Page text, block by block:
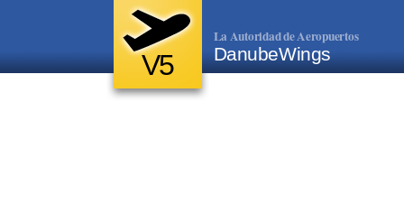
V5
La Autoridad de Aeropuertos
DanubeWings